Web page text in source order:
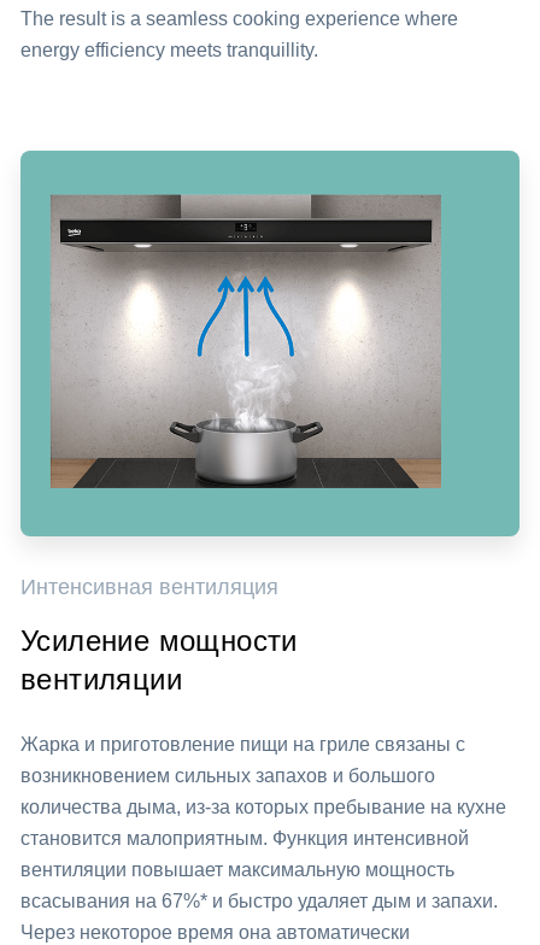
The result is a seamless cooking experience where
energy efficiency meets tranquillity.
Интенсивная вентиляция
Усиление мощности
вентиляции
Жарка и приготовление пищи на гриле связаны с
возникновением сильных запахов и большого
количества дыма, из-за которых пребывание на кухне
становится малоприятным. Функция интенсивной
вентиляции повышает максимальную мощность
всасывания на 67%* и быстро удаляет дым и запахи.
Через некоторое время она автоматически